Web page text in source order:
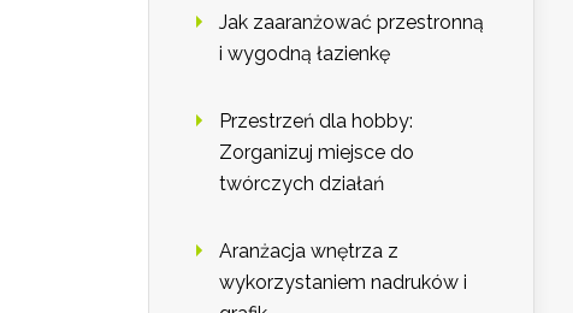
Jak zaaranżować przestronną
i wygodną łazienkę
Przestrzeń dla hobby:
Zorganizuj miejsce do
twórczych działań
Aranżacja wnętrza z
wykorzystaniem nadruków i